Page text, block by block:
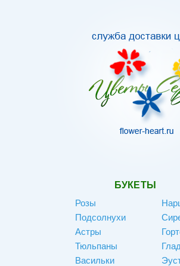
БУКЕТЫ
Розы
Подсолнухи
Астры
Тюльпаны
Васильки